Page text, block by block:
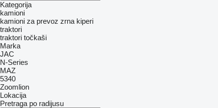
Kategorija
kamioni
kamioni za prevoz zrna kiperi
traktori
traktori točkaši
Marka
JAC
N-Series
MAZ
5340
Zoomlion
Lokacija
Pretraga po radijusu